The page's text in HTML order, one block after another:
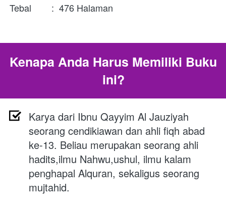
Tebal        :  476 Halaman
Kenapa Anda Harus Memiliki Buku
ini?
Karya dari Ibnu Qayyim Al Jauziyah
seorang cendikiawan dan ahli fiqh abad
ke-13. Beliau merupakan seorang ahli
hadits,ilmu Nahwu,ushul, ilmu kalam
penghapal Alquran, sekaligus seorang
mujtahid.